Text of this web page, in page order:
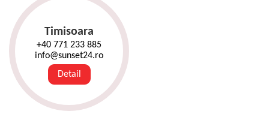
Timisoara
+40 771 233 885
info@sunset24.ro
Detail